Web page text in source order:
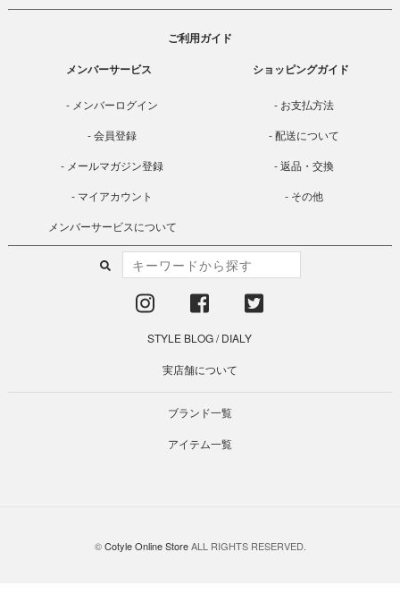
ご利用ガイド
メンバーサービス
メンバーログイン
会員登録
メールマガジン登録
マイアカウント
メンバーサービスについて
ショッピングガイド
お支払方法
配送について
返品・交換
その他
STYLE BLOG/DIALY
実店舗について
ブランド一覧
アイテム一覧
©Cotyle Online StoreALL RIGHTS RESERVED.